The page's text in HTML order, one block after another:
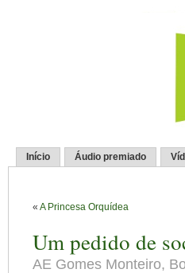
Início Áudio premiado
« A Princesa Orquídea
Um pedido de
AE Gomes Monteiro,